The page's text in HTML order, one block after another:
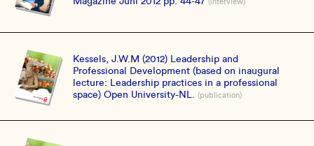
Kessels, J.W.M (2012) Leadership and
Professional Development (based on inaugural
lecture: Leadership practices in a professional
space) Open University-NL. (publication)